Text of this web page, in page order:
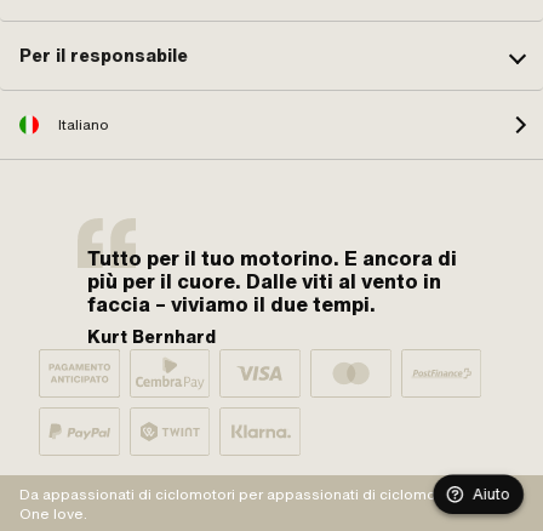
Per il responsabile
Italiano
Tutto per il tuo motorino. E ancora di
più per il cuore. Dalle viti al vento in
faccia – viviamo il due tempi.
Kurt Bernhard
Da appassionati di ciclomotori per appassionati di ciclomotori.
One love.
Aiuto